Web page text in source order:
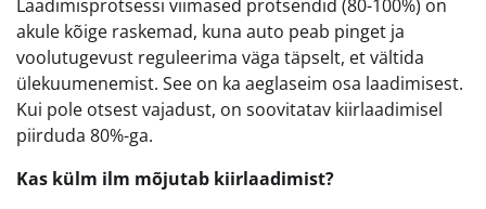
Laadimisprotsessi viimased protsendid (80-100%) on
akule kõige raskemad, kuna auto peab pinget ja
voolutugevust reguleerima väga täpselt, et vältida
ülekuumenemist. See on ka aeglaseim osa laadimisest.
Kui pole otsest vajadust, on soovitatav kiirlaadimisel
piirduda 80%-ga.
Kas külm ilm mõjutab kiirlaadimist?